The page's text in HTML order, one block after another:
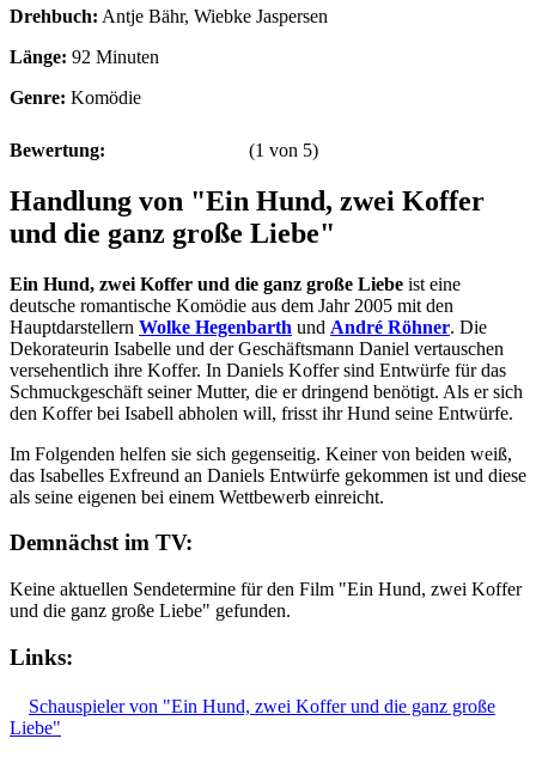
Drehbuch: Antje Bähr, Wiebke Jaspersen
Länge: 92 Minuten
Genre: Komödie
Bewertung: (1 von 5)
Handlung von "Ein Hund, zwei Koffer
und die ganz große Liebe"
Ein Hund, zwei Koffer und die ganz große Liebe ist eine
deutsche romantische Komödie aus dem Jahr 2005 mit den
Hauptdarstellern Wolke Hegenbarth und André Röhner. Die
Dekorateurin Isabelle und der Geschäftsmann Daniel vertauschen
versehentlich ihre Koffer. In Daniels Koffer sind Entwürfe für das
Schmuckgeschäft seiner Mutter, die er dringend benötigt. Als er sich
den Koffer bei Isabell abholen will, frisst ihr Hund seine Entwürfe.
Im Folgenden helfen sie sich gegenseitig. Keiner von beiden weiß,
das Isabelles Exfreund an Daniels Entwürfe gekommen ist und diese
als seine eigenen bei einem Wettbewerb einreicht.
Demnächst im TV:
Keine aktuellen Sendetermine für den Film "Ein Hund, zwei Koffer
und die ganz große Liebe" gefunden.
Links:
Schauspieler von "Ein Hund, zwei Koffer und die ganz große
Liebe"